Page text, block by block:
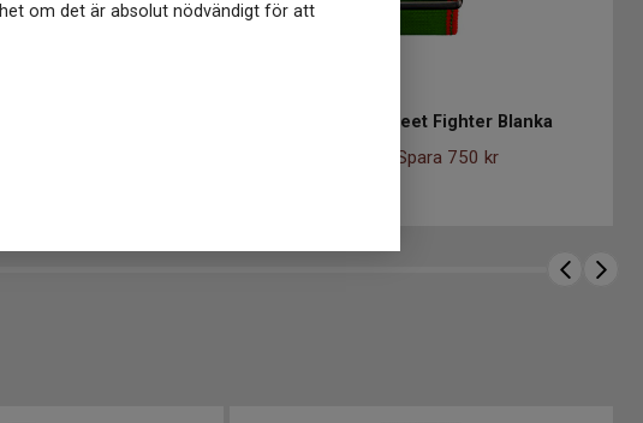
om det är absolut nödvändigt för att
SEIKO 5 Sports Street Fighter Blanka
Spara 750 kr